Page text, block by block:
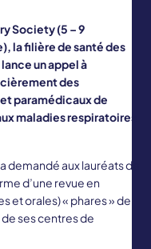
Society (5 – 9
la filière de santé des
un appel à
des
paramédicaux de
maladies respiratoires
demandé aux lauréats de
d’une revue en
et orales) « phares » de
de ses centres de